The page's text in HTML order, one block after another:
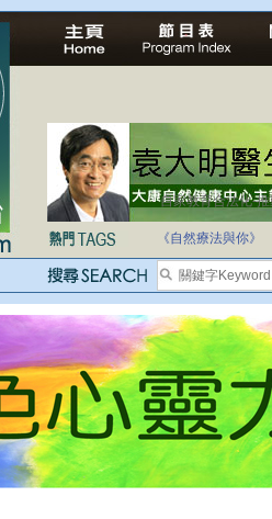
自家教育合法化-
《自然療法與你》